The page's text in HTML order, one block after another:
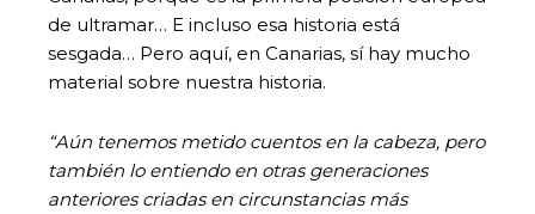
de ultramar… E incluso esa historia está
sesgada… Pero aquí, en Canarias, sí hay mucho
material sobre nuestra historia.
“Aún tenemos metido cuentos en la cabeza, pero
también lo entiendo en otras generaciones
anteriores criadas en circunstancias más